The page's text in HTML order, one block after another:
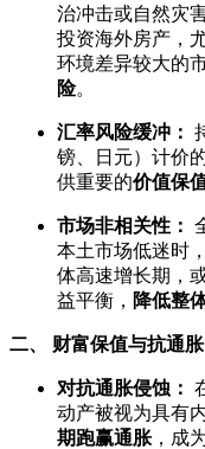
治冲击或自然灾
投资海外房产，
环境差异较大的
险。
汇率风险缓冲：
镑、日元）计价
供重要的价值保
市场非相关性：
本土市场低迷时
体高速增长期，
益平衡， 降低整
二、 财富保值与抗通
对抗通胀侵蚀：
动产被视为具有
期跑赢通胀，成